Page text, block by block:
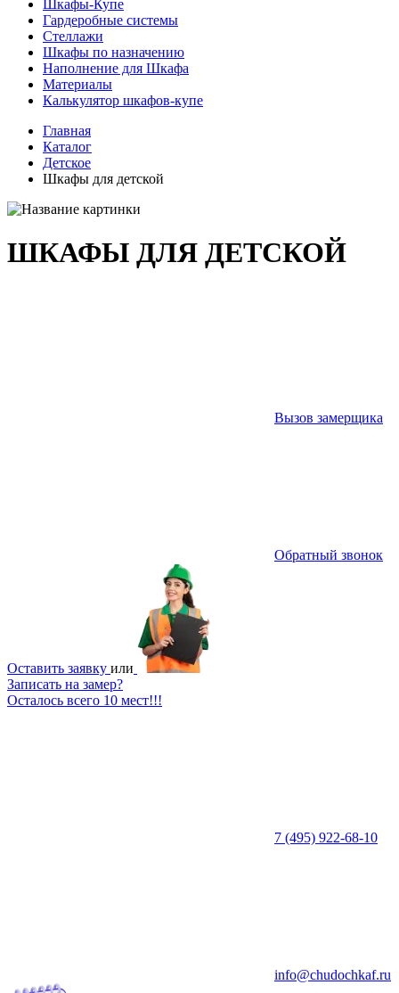
Шкафы-Купе
Гардеробные системы
Стеллажи
Шкафы по назначению
Наполнение для Шкафа
Материалы
Калькулятор шкафов-купе
Главная
Каталог
Детское
Шкафы для детской
ШКАФЫ ДЛЯ ДЕТСКОЙ
Вызов замерщика
Обратный звонок
Оставить заявку или
Записать на замер?
Осталось всего 10 мест!!!
7 (495) 922-68-10
info@chudochkaf.ru